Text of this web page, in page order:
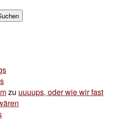
zu uuuups, oder wie wir fast